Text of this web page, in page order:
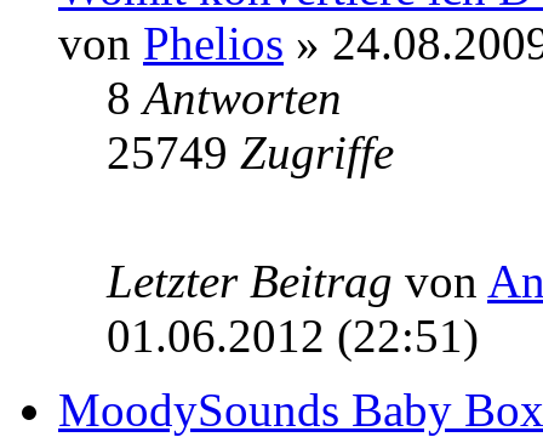
von Phelios »
8Antworten
25749 Zugriffe
Letzter Beitrag von
01.06.2012 (22:51)
MoodySounds Baby